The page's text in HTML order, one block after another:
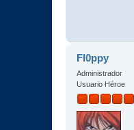
Fl0ppy
Administrador
Usuario Héroe